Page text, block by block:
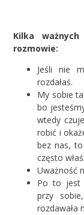
Kilka
rozmowie:
Jeśli nie
rozdałaś.
My sobie
bo
wtedy
robić i
bez nas,
często
Uważność
Po to jest
przy
rozdawała